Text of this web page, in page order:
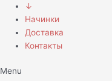
↓
Начинки
Доставка
Контакты
Menu